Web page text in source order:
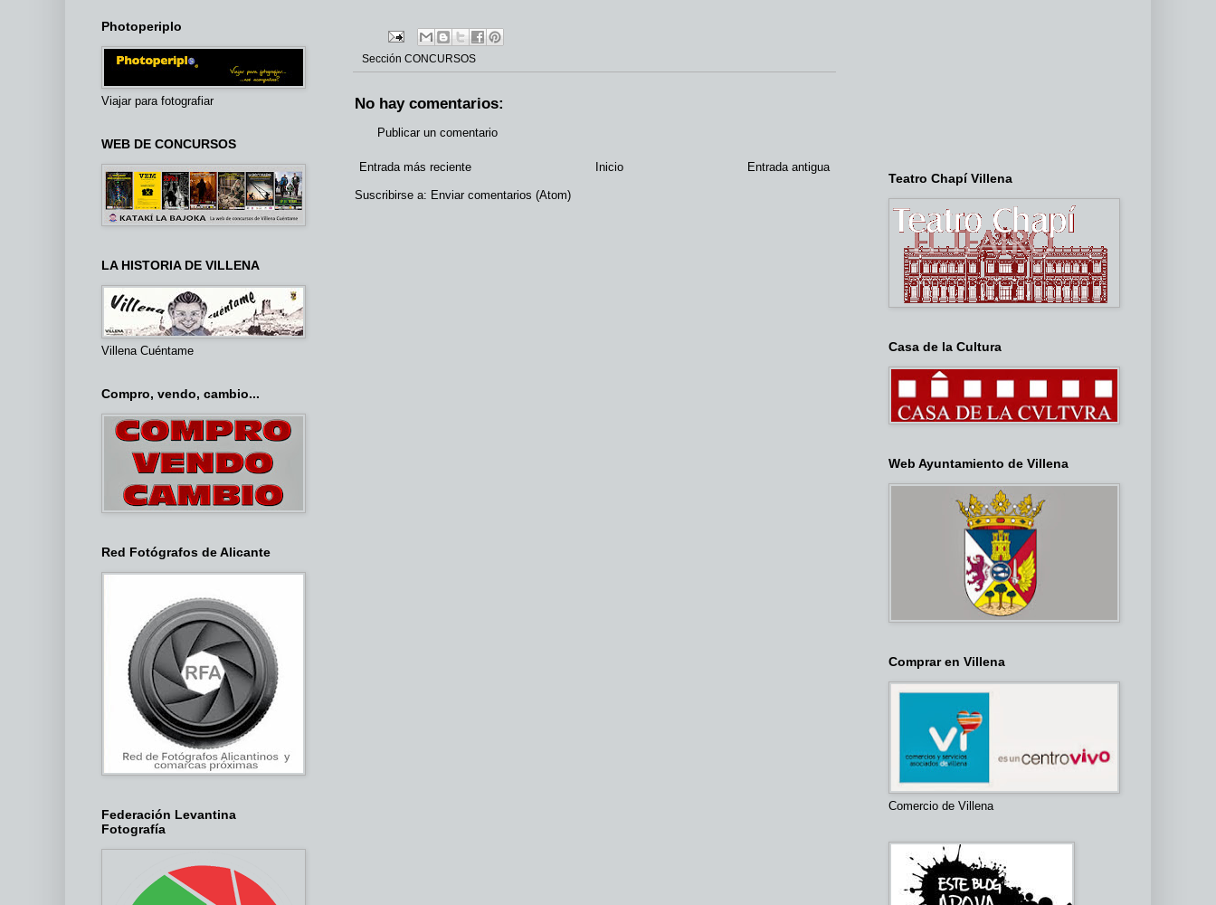
Sección CONCURSOS
No hay comentarios:
Publicar un comentario
Entrada más reciente Entrada antigua
Inicio
Suscribirse a: Enviar comentarios (Atom)
Photoperiplo
Viajar para fotografiar
WEB DE CONCURSOS
LA HISTORIA DE VILLENA
Villena Cuéntame
Compro, vendo, cambio...
Red Fotógrafos de Alicante
Federación Levantina
Fotografía
Teatro Chapí Villena
Casa de la Cultura
Web Ayuntamiento de Villena
Comprar en Villena
Comercio de Villena